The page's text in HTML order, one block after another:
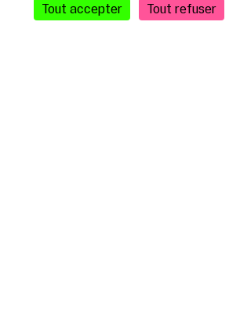
Tout accepter Tout refuser